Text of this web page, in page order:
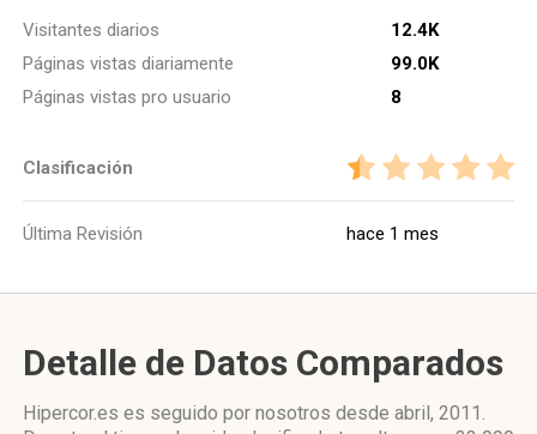
Visitantes diarios
12.4K
Páginas vistas diariamente
99.0K
Páginas vistas pro usuario
8
Clasificación
Última Revisión hace 1 mes
Detalle de Datos Comparados
Hipercor.es es seguido por nosotros desde abril, 2011.